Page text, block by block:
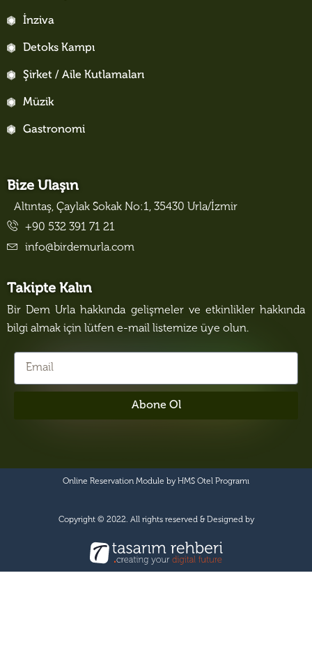
İnziva
Detoks Kampı
Şirket / Aile Kutlamaları
Müzik
Gastronomi
Bize Ulaşın
Altıntaş, Çaylak Sokak No:1, 35430 Urla/İzmir
+90 532 391 71 21
info@birdemurla.com
Takipte Kalın
Bir Dem Urla hakkında gelişmeler ve etkinlikler hakkında
bilgi almak için lütfen e-mail listemize üye olun.
Abone Ol
Online Reservation Module by HMS Otel Programı
Copyright © 2022. All rights reserved & Designed by